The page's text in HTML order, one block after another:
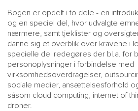
Bogen er opdelt i to dele - en
og en speciel del, hvor udvalgte
nærmere, samt tjeklister og
danne sig et overblik over kravene i
specielle del redegøres der bl.a. for
personoplysninger i forbindelse med
virksomhedsoverdragelser,
sociale medier, ansættelsesforhold
såsom cloud computing, internet of
droner.